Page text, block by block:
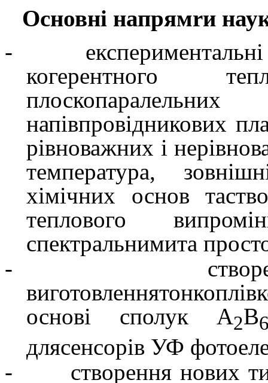
Основні напрямrи
-
когерентного
напівпровідникових
рівноважних і
температура,
хімічних основ
теплового
спектральнимита
-
основі сполук А2В
длясенсорів УФ
-
створення нових